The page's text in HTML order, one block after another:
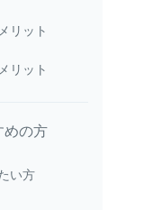
リット
リット
めの方
い方